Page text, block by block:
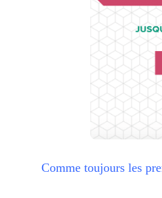
Comme toujours les